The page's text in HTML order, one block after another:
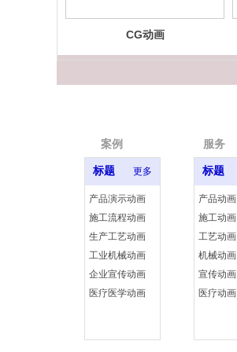
CG动画
标题 更多
产品演示动画
施工流程动画
生产工艺动画
工业机械动画
企业宣传动画
医疗医学动画
标题
产品动画
施工动画
工艺动画
机械动画
宣传动画
医疗动画
案例 服务